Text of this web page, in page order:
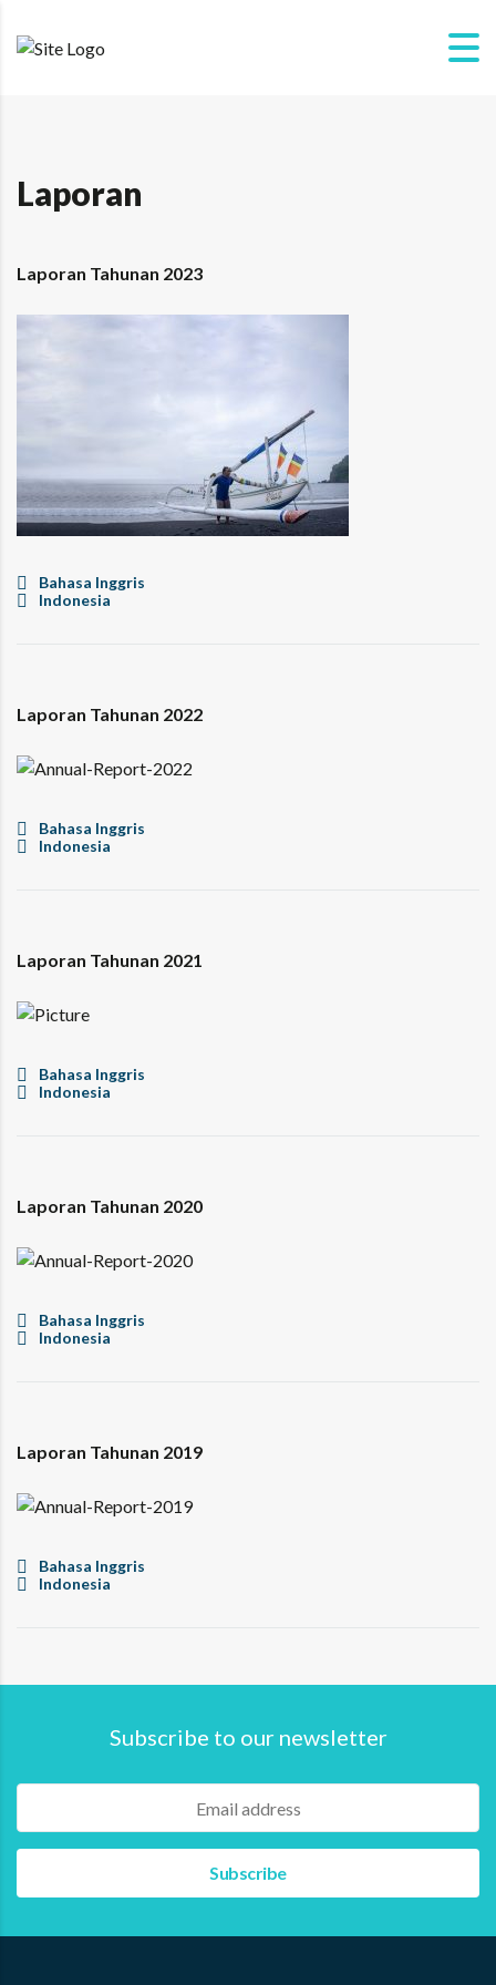
Laporan
Laporan Tahunan 2023
Bahasa Inggris
Indonesia
Laporan Tahunan 2022
Bahasa Inggris
Indonesia
Laporan Tahunan 2021
Bahasa Inggris
Indonesia
Laporan Tahunan 2020
Bahasa Inggris
Indonesia
Laporan Tahunan 2019
Bahasa Inggris
Indonesia
Subscribe to our newsletter